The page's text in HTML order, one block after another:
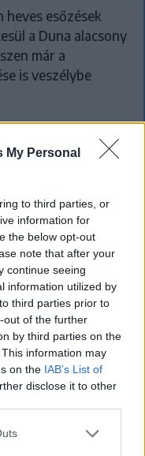
My Personal
to third parties, or
information for
the below opt-out
note that after your
continue seeing
information utilized by
third parties prior to
out of the further
by third parties on the
information may
on the IAB’s List of
disclose it to other
heves esőzések
a Duna alacsony
már a
is veszélybe
miatt